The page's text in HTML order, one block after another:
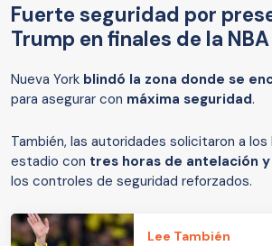
Fuerte seguridad por
Trump en finales de la NBA
Nueva York blindó la zona donde se
para asegurar con máxima seguridad.
También, las autoridades solicitaron a los
estadio con tres horas de antelación
los controles de seguridad reforzados.
Lee También